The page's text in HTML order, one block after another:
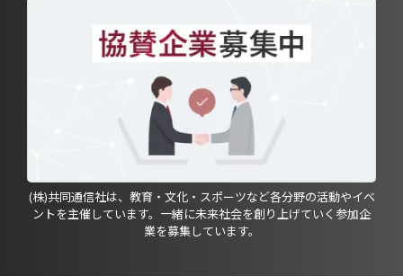
(株)共同通信社は、教育・文化・スポーツなど各分野の活動やイベ
ントを主催しています。一緒に未来社会を創り上げていく参加企
業を募集しています。